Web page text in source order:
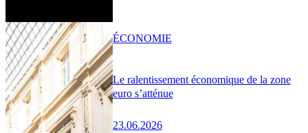
Le ralentissement économique de la zone
euro s’atténue
23.06.2026
ÉCONOMIE